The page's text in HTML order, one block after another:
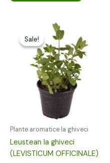
Sale!
Sale!
Plante aromatice la ghiveci
Leustean la ghiveci
(LEVISTICUM OFFICINALE)
Prețul
inițial
a
fost:
49,00 lei.
curent
este:
39,00 lei.